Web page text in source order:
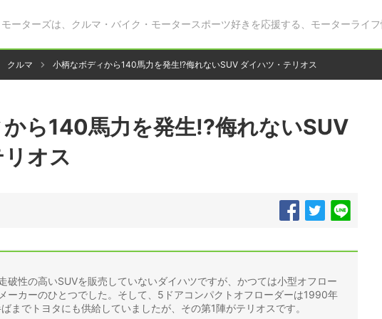
モーターズは、クルマ・バイク・モータースポーツ好きを応援する、モーターライフ
クルマ 小柄なボディから140馬力を発生!?侮れないSUV ダイハツ・テリオス
ら140馬力を発生!?侮れないSUV
オス
破性の高いSUVを販売していないダイハツですが、かつては小型オフロー
ーカーのひとつでした。そして、5ドアコンパクトオフローダーは1990年
までトヨタにも供給していましたが、その第1陣がテリオスです。